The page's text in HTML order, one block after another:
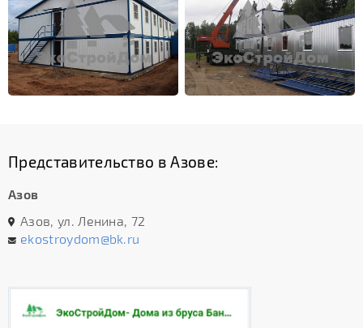
Представительство в Азове:
Азов
Азов, ул. Ленина, 72
ekostroydom@bk.ru